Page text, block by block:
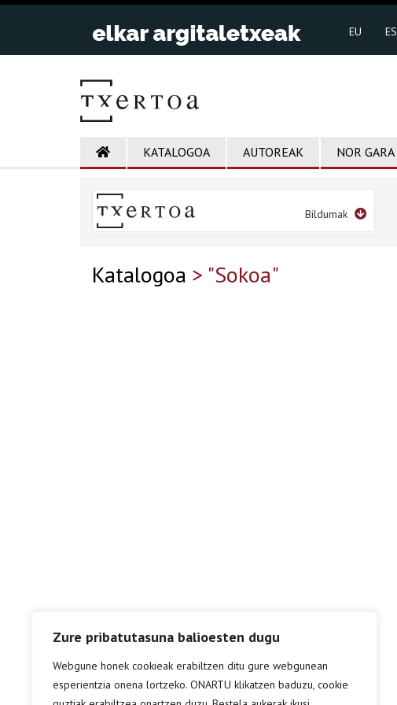
Zure pribatutasuna balioesten dugu
Webgune honek cookieak erabiltzen ditu gure webgunean
esperientzia onena lortzeko. ONARTU klikatzen baduzu, cookie
EU ES
KATALOGOA AUTOREAK NOR GARA
Bildumak
Katalogoa > "Sokoa"